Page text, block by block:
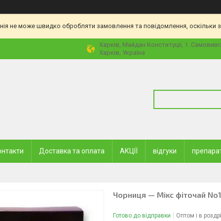
не може швидко обробляти замовлення та повідомлення, оскільки
Харків, Майдан Конституції, 1.
Харків, Україна
Доставка та оплата АКЦІЇ відгуки
Чорниця — Мікс фіточай
Готово до відправки Оптом і в